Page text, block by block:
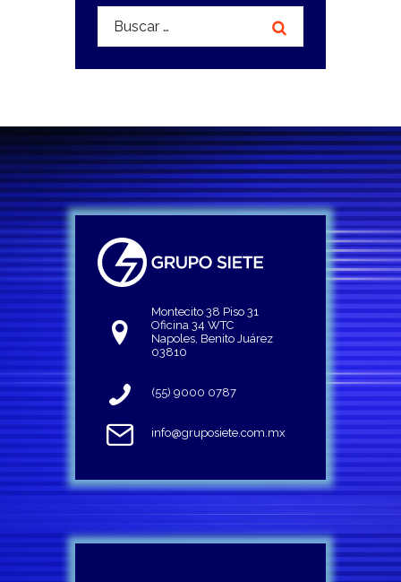
Buscar:
Montecito 38 Piso 31
Oficina 34 WTC
Napoles, Benito Juárez
03810
(55) 9000 0787
info@gruposiete.com.mx